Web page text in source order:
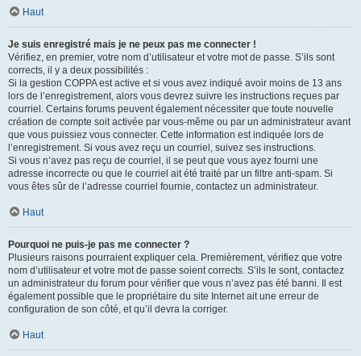
Haut
Je suis enregistré mais je ne peux pas me connecter !
Vérifiez, en premier, votre nom d’utilisateur et votre mot de passe. S’ils sont
corrects, il y a deux possibilités :
Si la gestion COPPA est active et si vous avez indiqué avoir moins de 13 ans
lors de l’enregistrement, alors vous devrez suivre les instructions reçues par
courriel. Certains forums peuvent également nécessiter que toute nouvelle
création de compte soit activée par vous-même ou par un administrateur avant
que vous puissiez vous connecter. Cette information est indiquée lors de
l’enregistrement. Si vous avez reçu un courriel, suivez ses instructions.
Si vous n’avez pas reçu de courriel, il se peut que vous ayez fourni une
adresse incorrecte ou que le courriel ait été traité par un filtre anti-spam. Si
vous êtes sûr de l’adresse courriel fournie, contactez un administrateur.
Haut
Pourquoi ne puis-je pas me connecter ?
Plusieurs raisons pourraient expliquer cela. Premièrement, vérifiez que votre
nom d’utilisateur et votre mot de passe soient corrects. S’ils le sont, contactez
un administrateur du forum pour vérifier que vous n’avez pas été banni. Il est
également possible que le propriétaire du site Internet ait une erreur de
configuration de son côté, et qu’il devra la corriger.
Haut